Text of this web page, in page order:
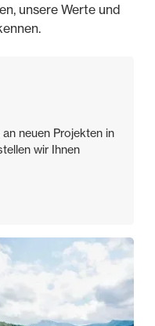
unsere Werte und
neuen Projekten in
wir Ihnen